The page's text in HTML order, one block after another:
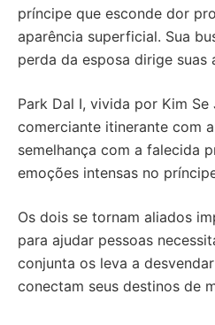
príncipe que esconde dor
aparência superficial. Sua
perda da esposa dirige suas
Park Dal I, vivida por Kim Se
comerciante itinerante com
semelhança com a falecida
emoções intensas no
Os dois se tornam aliados
para ajudar pessoas
conjunta os leva a
conectam seus destinos de